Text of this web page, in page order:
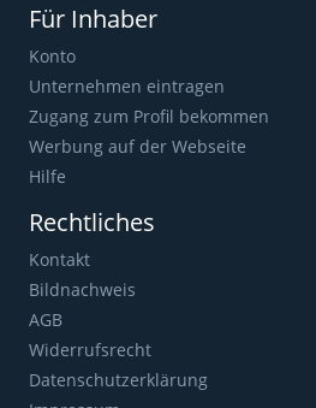
Für Inhaber
Konto
Unternehmen eintragen
Zugang zum Profil bekommen
Werbung auf der Webseite
Hilfe
Rechtliches
Kontakt
Bildnachweis
AGB
Widerrufsrecht
Datenschutzerklärung